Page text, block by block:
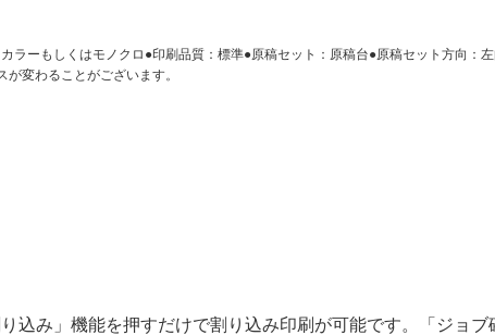
ーもしくはモノクロ●印刷品質：標準●原稿セット：原稿台●原稿セット方向：
変わることがございます。
み」機能を押すだけで割り込み印刷が可能です。「ジョ